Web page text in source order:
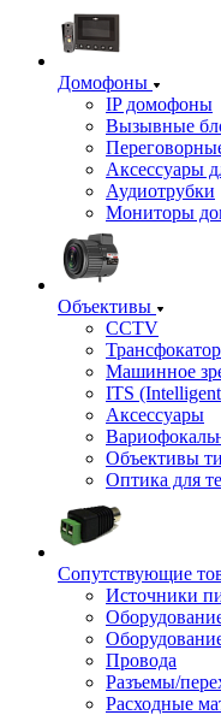
Домофоны
IP домофоны
Вызывные
Аксессуары
Аудиотрубки
Мониторы
Объективы
CCTV
Машинное
ITS
Аксессуары
Объективы
Оптика для
Сопутствующие
Источники
Провода
Разъемы/
Расходные